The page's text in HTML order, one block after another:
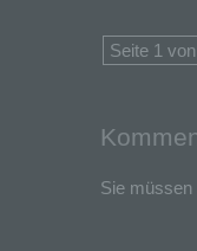
Seite 1 von
Sie müssen